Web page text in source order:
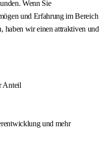
Wenn Sie
und Erfahrung im Bereich
wir einen attraktiven und
Anteil
und mehr